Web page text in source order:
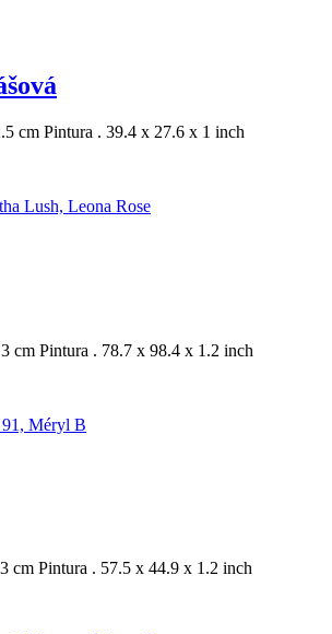
cm Pintura . 39.4 x 27.6 x 1 inch
cm Pintura . 78.7 x 98.4 x 1.2 inch
cm Pintura . 57.5 x 44.9 x 1.2 inch